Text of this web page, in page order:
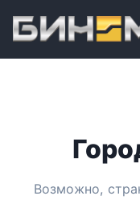
Возможно,